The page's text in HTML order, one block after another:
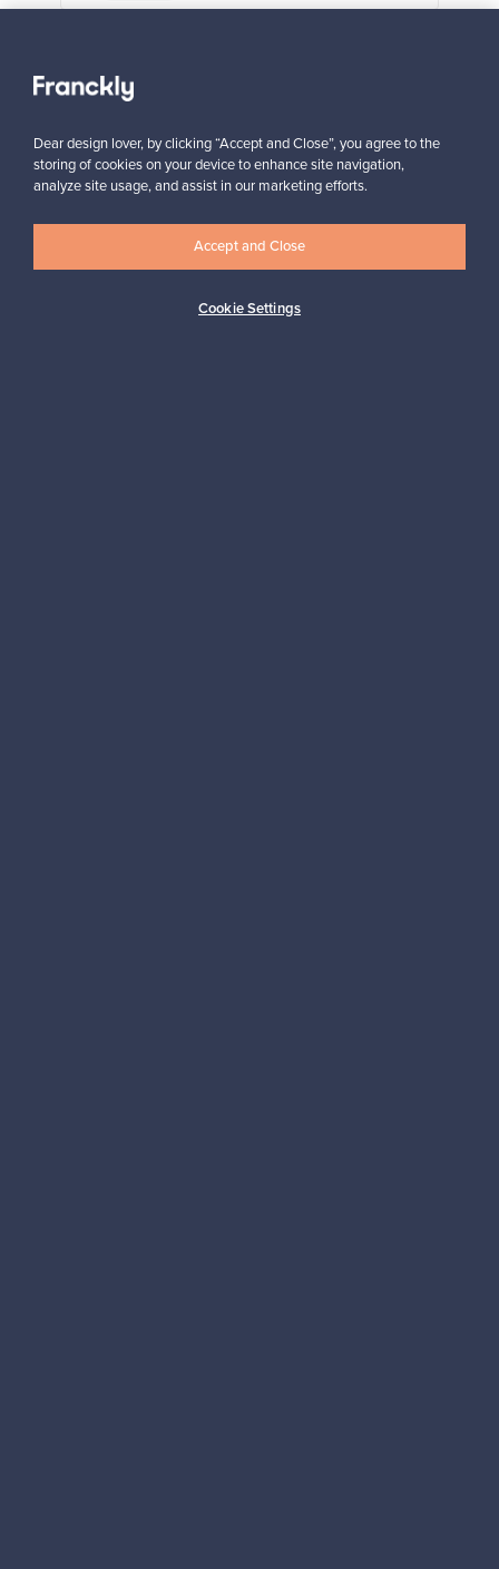
Haluatko inspiroitua designista?
Tilaa uutiskirjeemme ja pysyt ajan tasalla!
Dear design lover, by clicking “Accept and Close”, you agree to the
storing of cookies on your device to enhance site navigation,
analyze site usage, and assist in our marketing efforts.
Cookie Settings
Accept and Close